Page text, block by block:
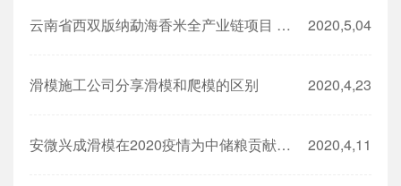
云南省西双版纳勐海香米全产业链项目 9*φ12.5m筒仓漏斗施工完成 2020,5,04
滑模施工公司分享滑模和爬模的区别 2020,4,23
安微兴成滑模在2020疫情为中储粮贡献一份力 2020,4,11